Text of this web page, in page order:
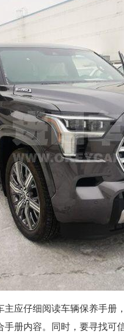
主应仔细阅读车辆保养手册
册内容。同时，要寻找可